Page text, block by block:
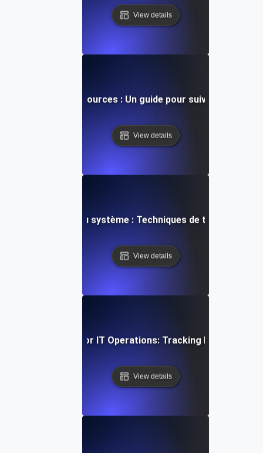
View details
des ressources : Un guide pour suivre les
View details
performances du système : Techniques de test de
View details
Testing for IT Operations: Tracking Metrics for
View details